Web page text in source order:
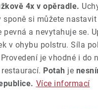
4x v opěradle.
sponě si můžete
a nevytahuje se.
v ohybu polstru. Síla
je vhodné i do
Potah je
Více informací